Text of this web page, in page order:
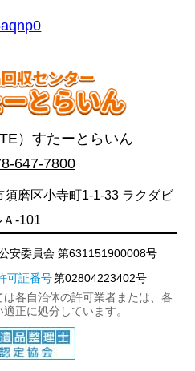
）すたーとらいん
647-7800
磨区小寺町1-1-33 ラクダビ
Ａ-101
安委員会 第631151900008号
可証番号第02804223402号
各自治体の許可業者または、各
正に処分しています。